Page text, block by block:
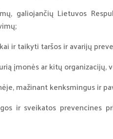
galiojančių Lietuvos
ir taikyti taršos ir avarijų
įmonės ar kitų organizacijų,
mažinant kenksmingus ir
ir sveikatos prevencines